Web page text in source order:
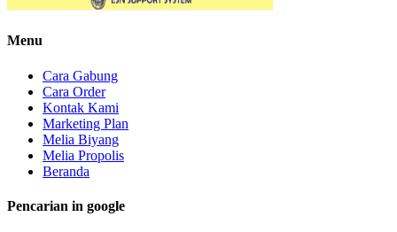
Menu
Cara Gabung
Cara Order
Kontak Kami
Marketing Plan
Melia Biyang
Melia Propolis
Beranda
Pencarian in google